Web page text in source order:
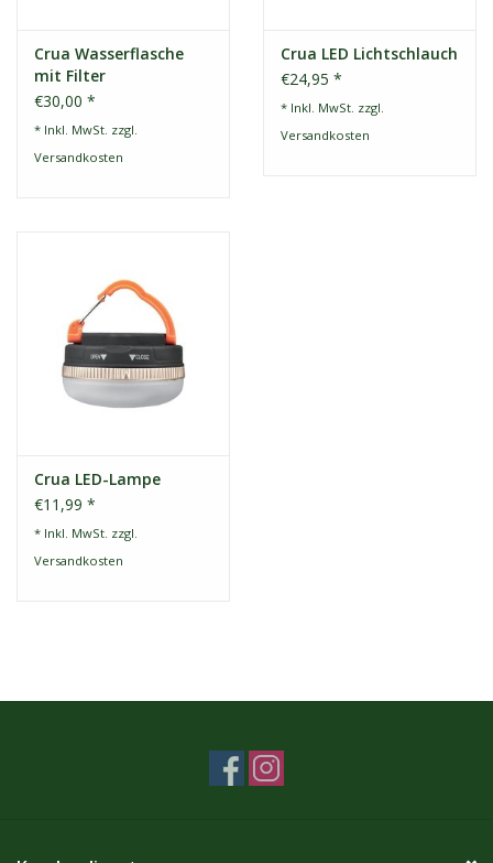
Crua Wasserflasche
mit Filter
€30,00 *
* Inkl. MwSt. zzgl.
Versandkosten
Crua LED Lichtschlauch
€24,95 *
* Inkl. MwSt. zzgl.
Versandkosten
Crua LED-Lampe
€11,99 *
* Inkl. MwSt. zzgl.
Versandkosten